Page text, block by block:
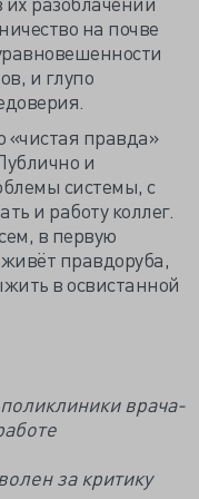
на почве
и глупо
«чистая правда»
и
системы, с
и работу коллег.
в первую
правдоруба,
в освистанной
врача-
за критику